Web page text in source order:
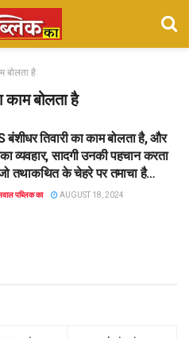
बोलता है
काम बोलता है
बंशीधर तिवारी का काम बोलता है, और
व्यवहार, सादगी उनकी पहचान करता
तथाकथित के चेहरे पर तमाचा है…
पब्लिक का AUGUST 18, 2024